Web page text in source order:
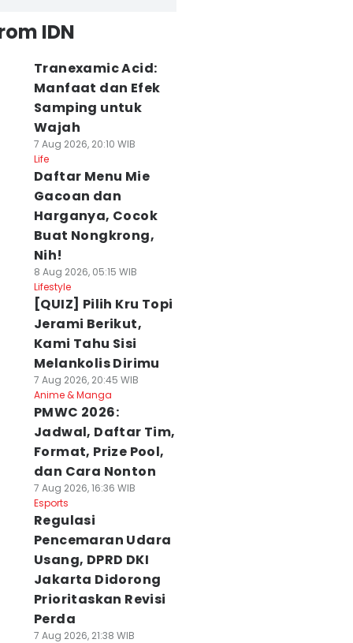
IDN
Tranexamic Acid:
Manfaat dan Efek
Samping untuk
Wajah
7 Aug 2026, 20:10 WIB
Life
Daftar Menu Mie
Gacoan dan
Harganya, Cocok
Buat Nongkrong,
Nih!
8 Aug 2026, 05:15 WIB
Lifestyle
[QUIZ] Pilih Kru Topi
Jerami Berikut,
Kami Tahu Sisi
Melankolis Dirimu
7 Aug 2026, 20:45 WIB
Anime & Manga
PMWC 2026:
Jadwal, Daftar Tim,
Format, Prize Pool,
dan Cara Nonton
7 Aug 2026, 16:36 WIB
Esports
Regulasi
Pencemaran Udara
Usang, DPRD DKI
Jakarta Didorong
Prioritaskan Revisi
Perda
7 Aug 2026, 21:38 WIB